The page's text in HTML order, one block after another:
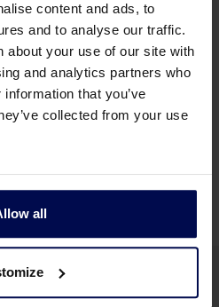
content and ads, to
and to analyse our traffic.
about your use of our site with
and analytics partners who
that you’ve
collected from your use
all
Industrien